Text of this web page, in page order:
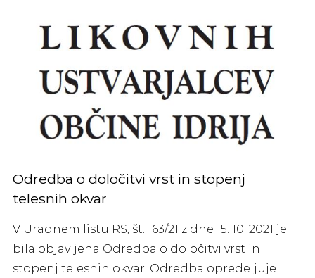
Odredba o določitvi vrst in stopenj
telesnih okvar
V Uradnem listu RS, št. 163/21 z dne 15. 10. 2021 je
bila objavljena Odredba o določitvi vrst in
stopenj telesnih okvar. Odredba opredeljuje